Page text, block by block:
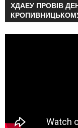
ХДАЕУ ПРОВІВ